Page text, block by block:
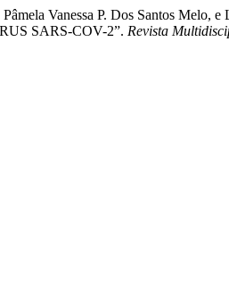
Pâmela Vanessa P. Dos Santos
SARS-COV-2”. Revista